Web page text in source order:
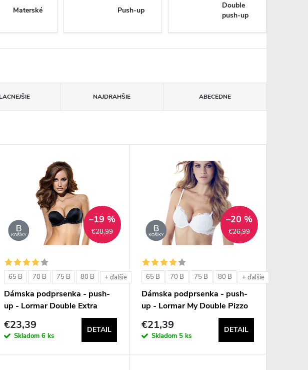
Materské Push-up
Double
push-up
NAJDRAHŠIE ABECEDNE
€28,99
–19 %
65 B 70 B 75 B 80 B + ďalšie
Dámska podprsenka - push-
up - Lormar Double Extra
€23,39
Skladom6 ks
DETAIL
€26,99
–20 %
65 B 70 B 75 B 80 B + ďalšie
Dámska podprsenka - push-
up - Lormar My Double Pizzo
€21,39
Skladom 5 ks
DETAIL